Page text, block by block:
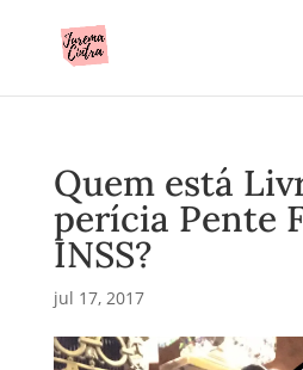
Quem está
perícia Pente
INSS?
jul 17, 2017